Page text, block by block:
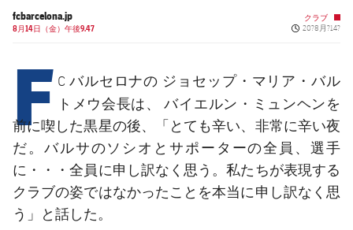
結果
スケジュール
順位表
PLUSICON
LABEL.ARIA.PLUS
スケジュール
チケット
結果
順位表
fcbarcelona.jp
8月14日（金）午後9.47
クラブ
Published
20?8月?14?
F C バルセロナの ジョセップ・マリア・バル
トメウ会長は、 バイエルン・ミュンヘンを
前に喫した黒星の後、「とても辛い、非常に辛い夜
だ。バルサのソシオとサポーターの全員、選手
に・・・全員に申し訳なく思う。私たちが表現する
クラブの姿ではなかったことを本当に申し訳なく思
う」と話した。